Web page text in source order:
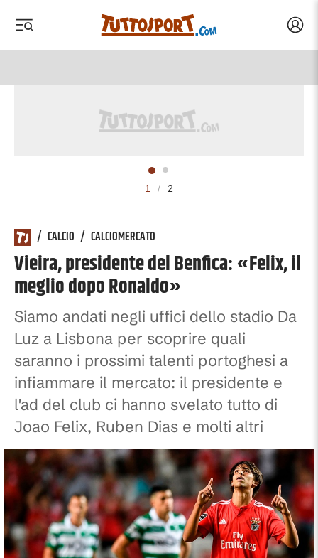
1 / 2
/ CALCIO / CALCIOMERCATO
Vieira, presidente del Benfica: «Felix, il
meglio dopo Ronaldo»
Siamo andati negli uffici dello stadio Da
Luz a Lisbona per scoprire quali
saranno i prossimi talenti portoghesi a
infiammare il mercato: il presidente e
l'ad del club ci hanno svelato tutto di
Joao Felix, Ruben Dias e molti altri